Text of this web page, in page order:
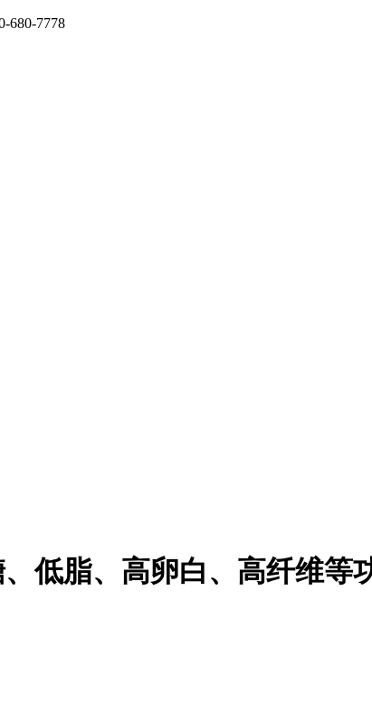
680-7778
低脂、高卵白、高纤维等